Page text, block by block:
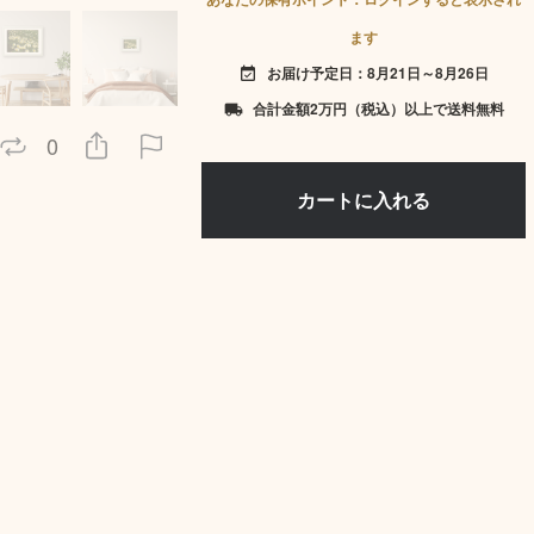
0
ます
event_available お届け予定日：8月21日～8月26日
local_shipping 合計金額2万円（税込）以上で送料無料